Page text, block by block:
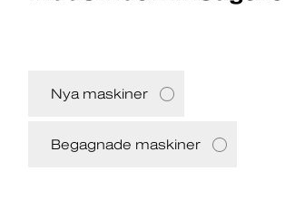
Nya maskiner
Begagnade maskiner